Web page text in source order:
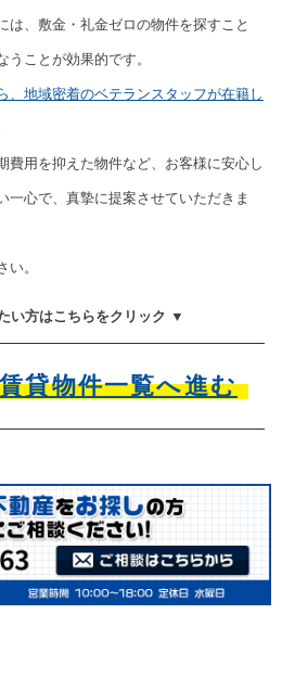
は、敷金・礼金ゼロの物件を探すこと
ことが効果的です。
、地域密着のベテランスタッフが在籍し
費用を抑えた物件など、お客様に安心し
一心で、真摯に提案させていただきま
い。
い方はこちらをクリック ▼
貸物件一覧へ進む